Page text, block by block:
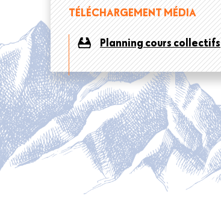
TÉLÉCHARGEMENT MÉDIA
Planning cours collectifs